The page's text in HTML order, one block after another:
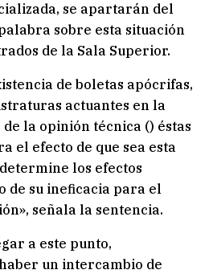
se apartarán del
sobre esta situación
de la Sala Superior.
de boletas apócrifas,
actuantes en la
la opinión técnica () éstas
el efecto de que sea esta
los efectos
de su ineficacia para el
señala la sentencia.
a este punto,
un intercambio de